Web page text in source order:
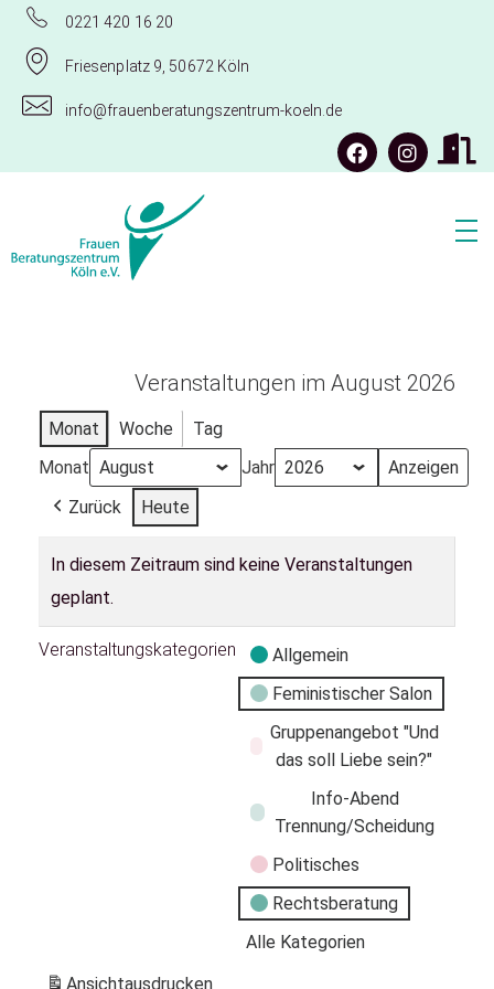
0221 420 16 20
Friesenplatz 9, 50672 Köln
info@frauenberatungszentrum-koeln.de
Veranstaltungen im August 2026
Monat Woche
Tag
Monat
Jahr
Zurück
Heute
In diesem Zeitraum sind keine Veranstaltungen
geplant.
Veranstaltungskategorien
Allgemein
Feministischer Salon
Gruppenangebot "Und
das soll Liebe sein?"
Info-Abend
Trennung/Scheidung
Politisches
Rechtsberatung
Alle Kategorien
Ansichtausdrucken